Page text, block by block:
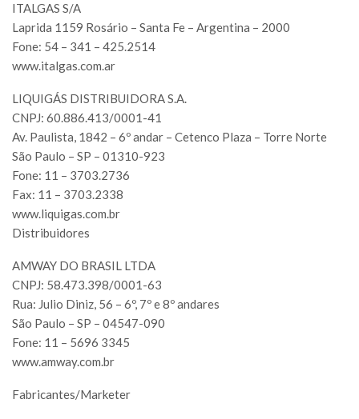
ITALGAS S/A
Laprida 1159 Rosário – Santa Fe – Argentina – 2000
Fone: 54 – 341 – 425.2514
www.italgas.com.ar
LIQUIGÁS DISTRIBUIDORA S.A.
CNPJ: 60.886.413/0001-41
Av. Paulista, 1842 – 6º andar – Cetenco Plaza – Torre Norte
São Paulo – SP – 01310-923
Fone: 11 – 3703.2736
Fax: 11 – 3703.2338
www.liquigas.com.br
Distribuidores
AMWAY DO BRASIL LTDA
CNPJ: 58.473.398/0001-63
Rua: Julio Diniz, 56 – 6º, 7º e 8º andares
São Paulo – SP – 04547-090
Fone: 11 – 5696 3345
www.amway.com.br
Fabricantes/Marketer